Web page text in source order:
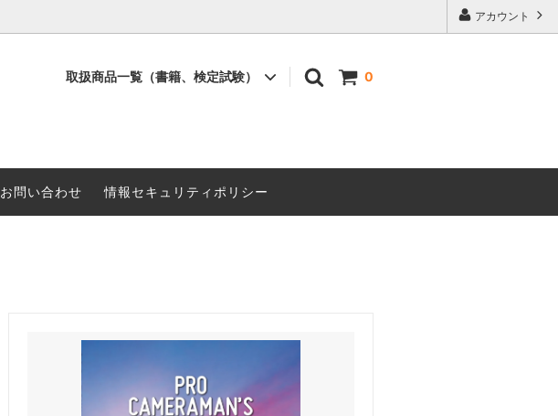
アカウント
0
取扱商品一覧（書籍、検定試験）
お問い合わせ 情報セキュリティポリシー